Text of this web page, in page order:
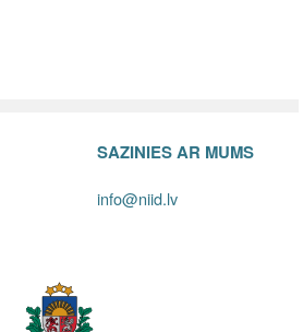
SAZINIES AR MUMS
info@niid.lv